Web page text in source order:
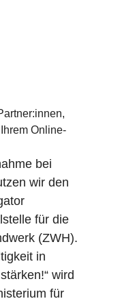
Online-
bei
wir den
für die
(ZWH).
in
wird
für